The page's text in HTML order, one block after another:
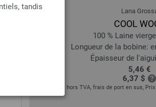
tandis
Lana Grossa
COOL
100 % Laine
Longueur de la bobine:
Épaisseur de
5,46 €
6,37 $
hors TVA, frais de port en sus, Prix